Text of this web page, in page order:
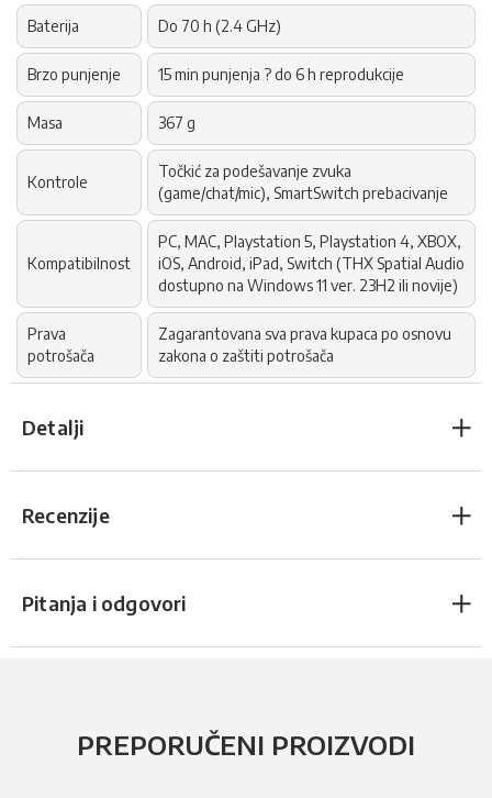
Baterija Do 70 h (2.4 GHz)
Brzo punjenje 15 min punjenja ? do 6 h reprodukcije
Masa 367 g
Kontrole
Točkić za podešavanje zvuka
(game/chat/mic), SmartSwitch prebacivanje
Kompatibilnost
PC, MAC, Playstation 5, Playstation 4, XBOX,
iOS, Android, iPad, Switch (THX Spatial Audio
dostupno na Windows 11 ver. 23H2 ili novije)
Prava
potrošača
Zagarantovana sva prava kupaca po osnovu
zakona o zaštiti potrošača
Detalji
Recenzije
Pitanja i odgovori
PREPORUČENI PROIZVODI